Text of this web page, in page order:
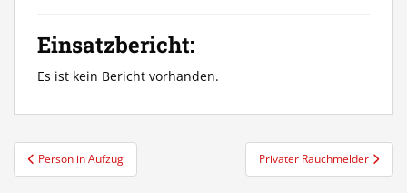
Einsatzbericht:
Es ist kein Bericht vorhanden.
Beitragsnavigation
Person in Aufzug Privater Rauchmelder